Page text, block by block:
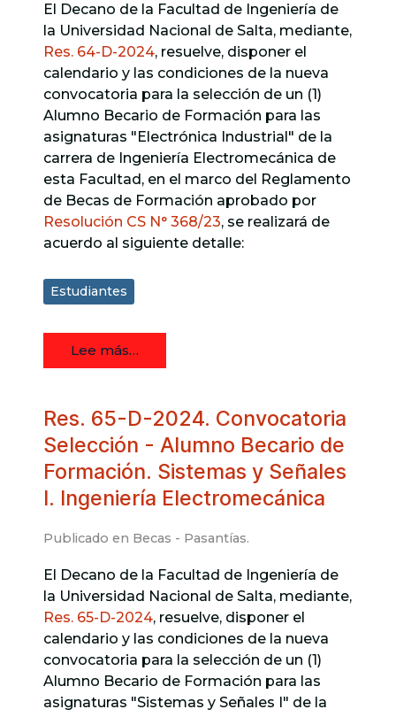
El Decano de la Facultad de Ingeniería de
la Universidad Nacional de Salta, mediante,
Res. 64-D-2024, resuelve, disponer el
calendario y las condiciones de la nueva
convocatoria para la selección de un (1)
Alumno Becario de Formación para las
asignaturas "Electrónica Industrial" de la
carrera de Ingeniería Electromecánica de
esta Facultad, en el marco del Reglamento
de Becas de Formación aprobado por
Resolución CS N° 368/23, se realizará de
acuerdo al siguiente detalle:
Estudiantes
Lee más…
Res. 65-D-2024. Convocatoria
Selección - Alumno Becario de
Formación. Sistemas y Señales
I. Ingeniería Electromecánica
Publicado en Becas - Pasantías.
El Decano de la Facultad de Ingeniería de
la Universidad Nacional de Salta, mediante,
Res. 65-D-2024, resuelve, disponer el
calendario y las condiciones de la nueva
convocatoria para la selección de un (1)
Alumno Becario de Formación para las
asignaturas "Sistemas y Señales I" de la